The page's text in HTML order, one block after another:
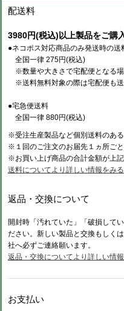
配送料
3980円(税込)以上製品をご購
●ネコポス対応商品のみ発送時の送
全国一律 275円(税込)
※数量や大きさで宅配便となる場
※送料無料対象の際は宅配便も送
●宅急便送料
全国一律 880円(税込)
※受注生産製品など個別送料のある
※１回のご注文のお届先１ヵ所ごと
※お買い上げ商品の合計金額が上
送料についてより詳しい情報をみる
返品・交換について
開封時「汚れていた」「破損して
ださい。新しい製品と交換もしく
社へ必ずご連絡願います。
返品・交換についてより詳しい情
お支払い